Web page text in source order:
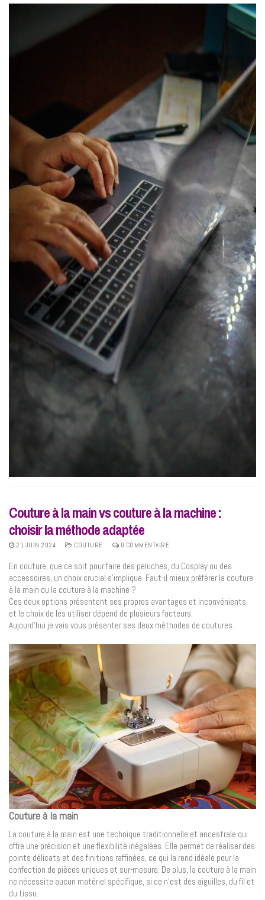
Couture à la main vs couture à la machine :
choisir la méthode adaptée
21 JUIN 2024 COUTURE 0 COMMENTAIRE
En couture, que ce soit pour faire des peluches, du Cosplay ou des
accessoires, un choix crucial s’implique. Faut-il mieux préférer la couture
à la main ou la couture à la machine ?
Ces deux options présentent ses propres avantages et inconvénients,
et le choix de les utiliser dépend de plusieurs facteurs.
Aujourd’hui je vais vous présenter ses deux méthodes de coutures.
Couture à la main
La couture à la main est une technique traditionnelle et ancestrale qui
offre une précision et une flexibilité inégalées. Elle permet de réaliser des
points délicats et des finitions raffinées, ce qui la rend idéale pour la
confection de pièces uniques et sur-mesure. De plus, la couture à la main
ne nécessite aucun matériel spécifique, si ce n’est des aiguilles, du fil et
du tissu.